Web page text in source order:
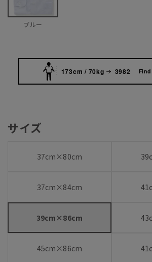
ブルー
173cm / 70kg 3982
サイズ
37cm×80cm
37cm×84cm
39cm×86cm
45cm×86cm